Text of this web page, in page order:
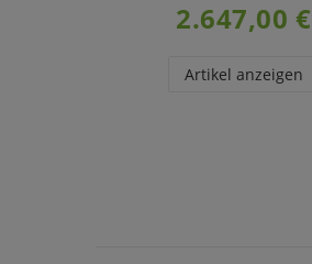
2.647,00 €
Artikel anzeigen